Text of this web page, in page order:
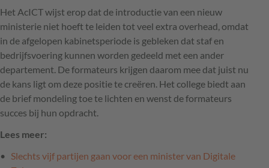
Het AcICT wijst erop dat de introductie van een nieuw
ministerie niet hoeft te leiden tot veel extra overhead, omdat
in de afgelopen kabinetsperiode is gebleken dat staf en
bedrijfsvoering kunnen worden gedeeld met een ander
departement. De formateurs krijgen daarom mee dat juist nu
de kans ligt om deze positie te creëren. Het college biedt aan
de brief mondeling toe te lichten en wenst de formateurs
succes bij hun opdracht.
Lees meer:
Slechts vijf partijen gaan voor een minister van Digitale